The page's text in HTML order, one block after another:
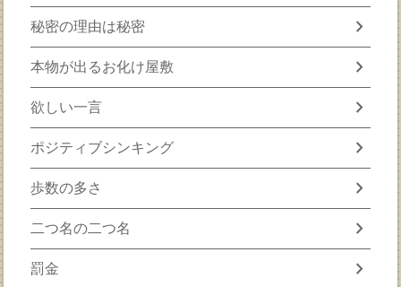
秘密の理由は秘密 chevron_right
本物が出るお化け屋敷 chevron_right
欲しい一言 chevron_right
ポジティブシンキング chevron_right
歩数の多さ chevron_right
二つ名の二つ名 chevron_right
罰金 chevron_right